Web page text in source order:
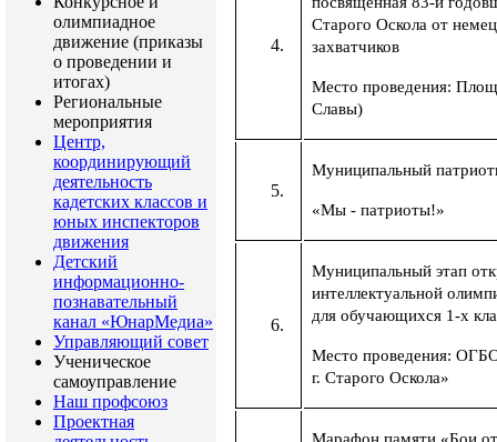
олимпиадное
движение (приказы
о проведении и
итогах)
Региональные
мероприятия
Центр,
координирующий
деятельность
кадетских классов и
юных инспекторов
движения
Детский
информационно-
познавательный
канал «ЮнарМедиа»
Управляющий совет
Ученическое
самоуправление
Наш профсоюз
Проектная
Старого Оскола от
захватчиков
Место проведения:
Славы)
Муниципальный
«Мы - патриоты!»
Муниципальный этап
интеллектуальной
для обучающихся 1-х
Место проведения:
г. Старого Оскола»